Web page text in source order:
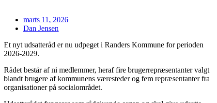
marts 11, 2026
Dan Jensen
Et nyt udsatteråd er nu udpeget i Randers Kommune for perioden
2026-2029.
Rådet består af ni medlemmer, heraf fire brugerrepræsentanter valgt
blandt brugere af kommunens væresteder og fem repræsentanter fra
organisationer på socialområdet.